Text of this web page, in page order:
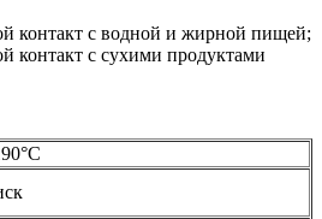
контакт с водной и жирной пищей;
контакт с сухими продуктами